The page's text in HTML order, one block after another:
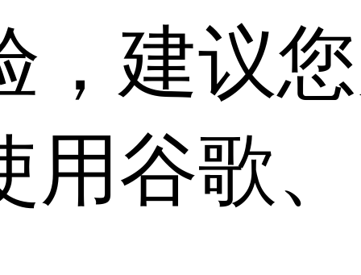
，建议
用谷歌